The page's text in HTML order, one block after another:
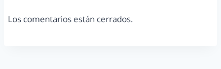
Los comentarios están cerrados.